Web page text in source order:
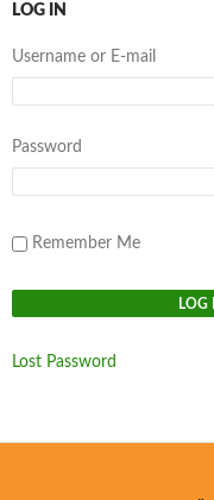
LOG IN
Username or E-mail
Password
Remember Me
Lost Password